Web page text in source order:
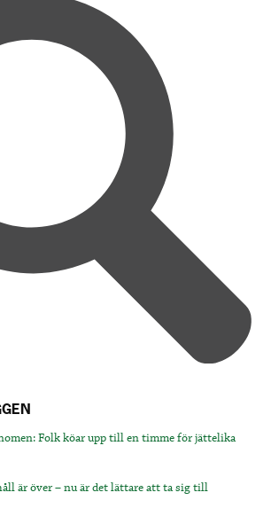
Folk köar upp till en timme för jättelika
är över – nu är det lättare att ta sig till